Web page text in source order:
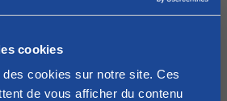
cookies
cookies sur notre site. Ces
de vous afficher du contenu